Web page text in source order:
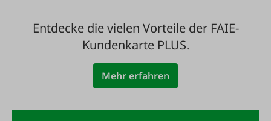
Entdecke die vielen Vorteile der FAIE-
Kundenkarte PLUS.
Mehr erfahren